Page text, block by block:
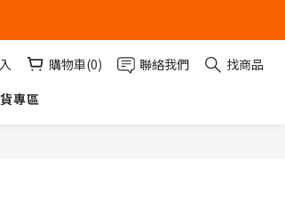
購物車(0) 聯絡我們
找商品
專區